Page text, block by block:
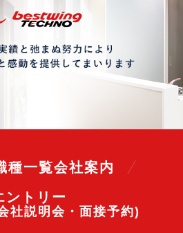
種一覧会社案内
ントリー
社説明会・面接予約)